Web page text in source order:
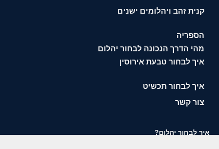
קנית זהב ויהלומים ישנים
הספריה
מהי הדרך הנכונה לבחור יהלום
איך לבחור טבעת אירוסין
איך לבחור תכשיט
צור קשר
איך לבחור יהלום?